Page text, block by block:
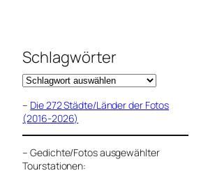
Schlagwörter
– Die 272 Städte/Länder der Fotos
(2016-2026)
–Gedichte/Fotos ausgewählter
Tourstationen: